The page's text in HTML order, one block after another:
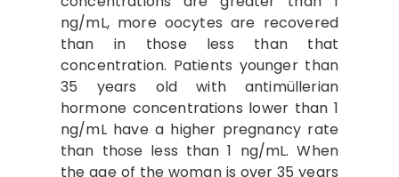
ng/mL, more oocytes are recovered
than in those less than that
concentration. Patients younger than
35 years old with antimüllerian
hormone concentrations lower than 1
ng/mL have a higher pregnancy rate
than those less than 1 ng/mL. When
the age of the woman is over 35 years